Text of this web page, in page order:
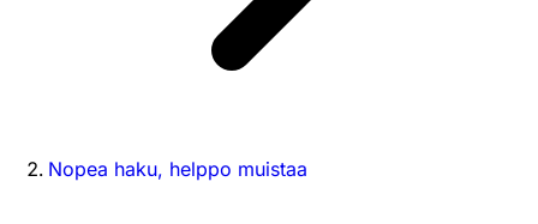
Nopea haku, helppo muistaa